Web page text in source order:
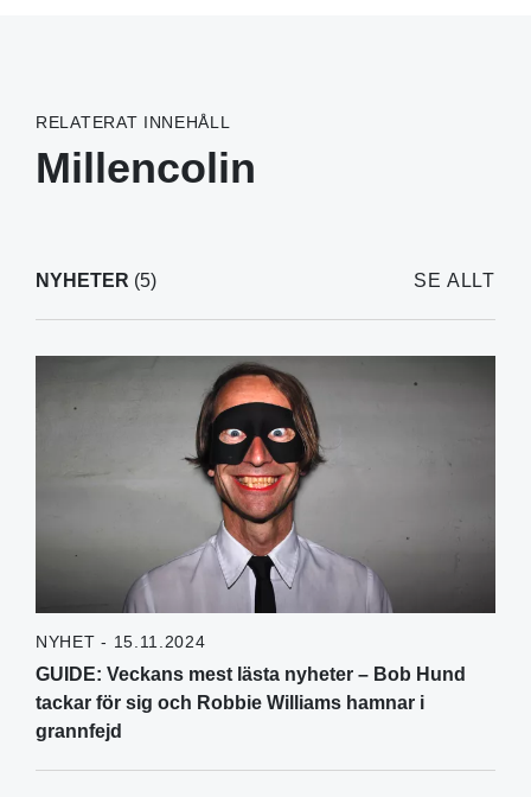
RELATERAT INNEHÅLL
Millencolin
NYHETER (5) SE ALLT
NYHET - 15.11.2024
GUIDE: Veckans mest lästa nyheter – Bob Hund
tackar för sig och Robbie Williams hamnar i
grannfejd